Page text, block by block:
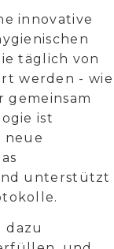
innovative
täglich von
werden - wie
gemeinsam
ist
neue
unterstützt
dazu